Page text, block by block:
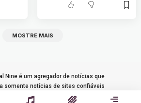
MOSTRE MAIS
Nine é um agregador de notícias que
somente notícias de sites confiáveis
na internet. Curta novas